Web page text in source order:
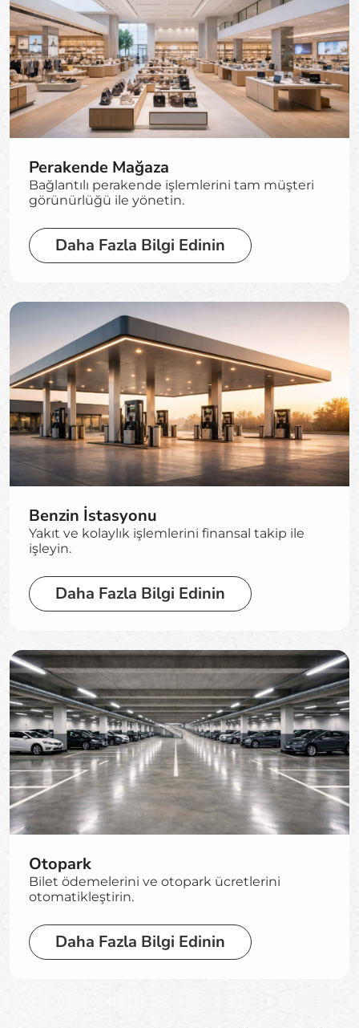
Perakende Mağaza
Bağlantılı perakende işlemlerini tam müşteri
görünürlüğü ile yönetin.
Daha Fazla Bilgi Edinin
Benzin İstasyonu
Yakıt ve kolaylık işlemlerini finansal takip ile
işleyin.
Daha Fazla Bilgi Edinin
Otopark
Bilet ödemelerini ve otopark ücretlerini
otomatikleştirin.
Daha Fazla Bilgi Edinin